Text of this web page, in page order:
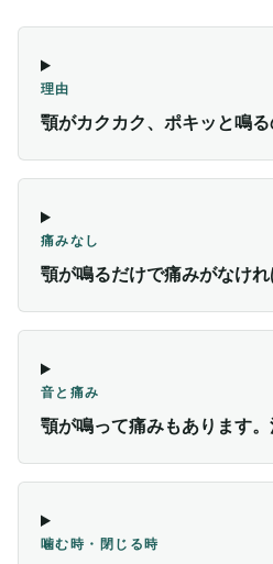
理由
顎がカクカク、ポキッと鳴る
痛みなし
顎が鳴るだけで痛みがなけれ
音と痛み
顎が鳴って痛みもあります。
噛む時・閉じる時